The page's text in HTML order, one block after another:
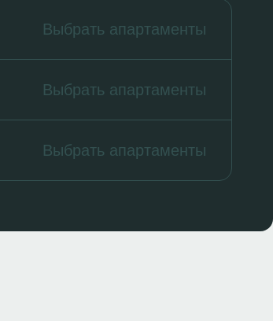
Выбрать апартаменты
Выбрать апартаменты
Выбрать апартаменты